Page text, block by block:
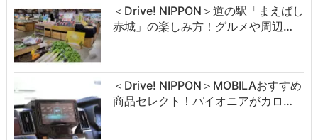
＜Drive! NIPPON＞道の駅「まえばし
赤城」の楽しみ方！グルメや周辺…
＜Drive! NIPPON＞MOBILAおすすめ
商品セレクト！パイオニアがカロ…